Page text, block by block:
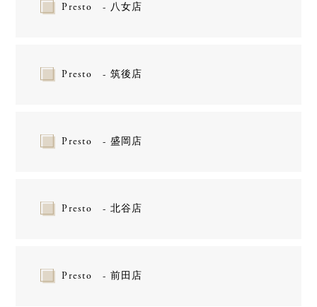
Presto - 八女店
Presto - 筑後店
Presto - 盛岡店
Presto - 北谷店
Presto - 前田店